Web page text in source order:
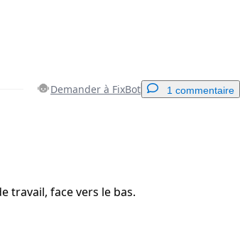
Demander à FixBot 1 commentaire
travail, face vers le bas.